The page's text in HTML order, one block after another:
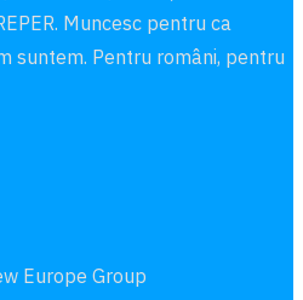
Muncesc pentru ca
suntem. Pentru români, pentru
Europe Group